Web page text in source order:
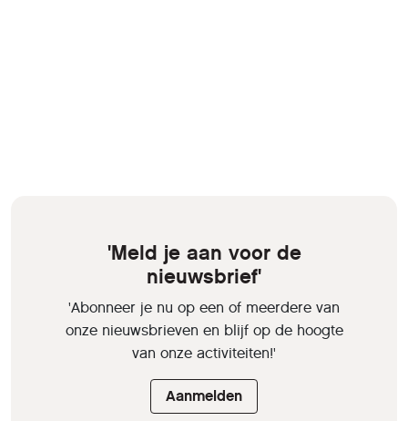
'Meld je aan voor de
nieuwsbrief'
'Abonneer je nu op een of meerdere van
onze nieuwsbrieven en blijf op de hoogte
van onze activiteiten!'
Aanmelden